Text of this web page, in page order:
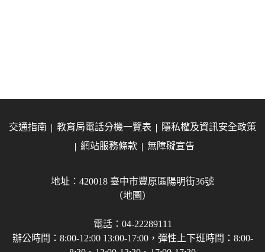
交通指南 教育局電話分機一覽表
隱私權及資訊安全政策
網站服務條款
無障礙宣告
地址：420018 臺中市豐原區陽明街36號
（地圖）
電話：04-22289111
辦公時間：8:00-12:00 13:00-17:00，彈性上下班時間：8:00-